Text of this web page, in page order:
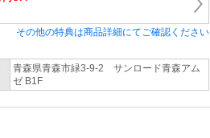
その他の特典は商品詳細にてご確認ください
青森県青森市緑3-9-2 サンロード青森アム
ゼ B1F